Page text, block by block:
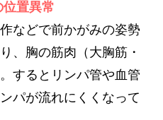
置異常
などで前かがみの姿勢
、胸の筋肉（大胸筋・
するとリンパ管や血管
パが流れにくくなって